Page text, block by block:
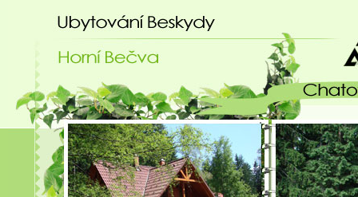
Ubytování Beskydy - chatový